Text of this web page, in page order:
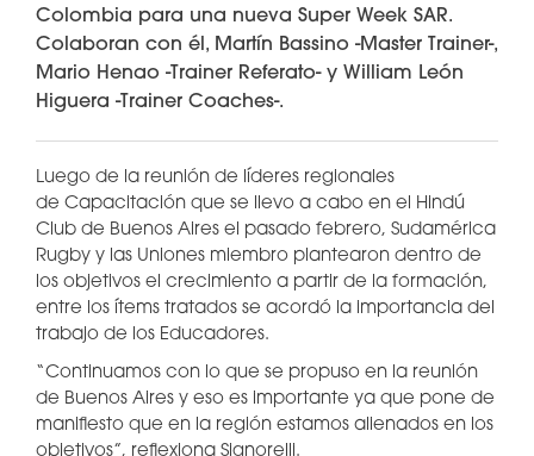
Colombia para una nueva Super Week SAR.
Colaboran con él, Martín Bassino -Master Trainer-,
Mario Henao -Trainer Referato- y William León
Higuera -Trainer Coaches-.
Luego de la reunión de líderes regionales
de Capacitación que se llevo a cabo en el Hindú
Club de Buenos Aires el pasado febrero, Sudamérica
Rugby y las Uniones miembro plantearon dentro de
los objetivos el crecimiento a partir de la formación,
entre los ítems tratados se acordó la importancia del
trabajo de los Educadores.
“Continuamos con lo que se propuso en la reunión
de Buenos Aires y eso es importante ya que pone de
manifiesto que en la región estamos alienados en los
objetivos”, reflexiona Signorelli.